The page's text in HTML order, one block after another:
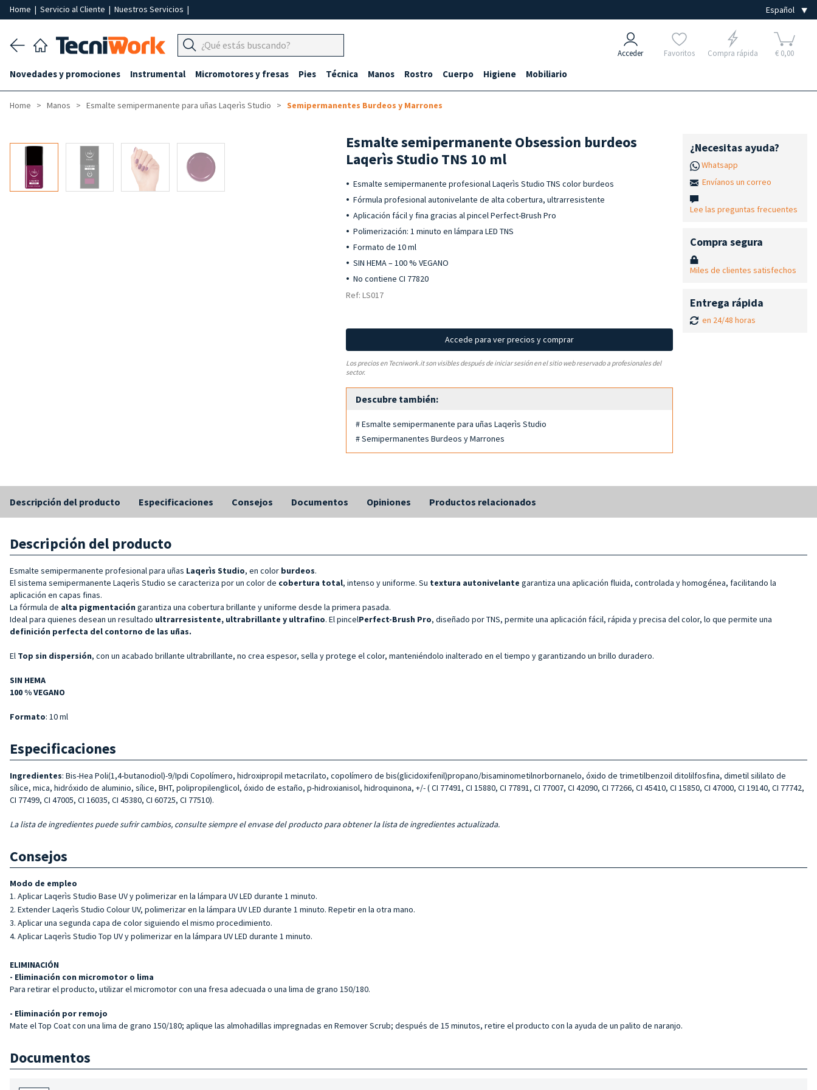
Home | Servicio al Cliente | Nuestros Servicios |
Acceder Favoritos Compra rápida € 0,00
Novedades y promociones Instrumental Micromotores y fresas Pies Técnica Manos Rostro Cuerpo Higiene Mobiliario
Home Manos Esmalte semipermanente para uñas Laqerìs Studio Semipermanentes Burdeos y Marrones
Esmalte semipermanente Obsession burdeos
Laqerìs Studio TNS 10 ml
Esmalte semipermanente profesional Laqerìs Studio TNS color burdeos
Fórmula profesional autonivelante de alta cobertura, ultrarresistente
Aplicación fácil y fina gracias al pincel Perfect-Brush Pro
Polimerización: 1 minuto en lámpara LED TNS
Formato de 10 ml
SIN HEMA – 100 % VEGANO
No contiene CI 77820
Ref: LS017
Accede para ver precios y comprar
Los precios en Tecniwork.it son visibles después de iniciar sesión en el sitio web reservado a profesionales del
sector.
Descubre también:
# Esmalte semipermanente para uñas Laqerìs Studio
# Semipermanentes Burdeos y Marrones
¿Necesitas ayuda?
Whatsapp
Envíanos un correo
Lee las preguntas frecuentes
Compra segura
Miles de clientes satisfechos
Entrega rápida
en 24/48 horas
Descripción del producto Especificaciones Consejos Documentos Opiniones Productos relacionados
Descripción del producto
Esmalte semipermanente profesional para uñas Laqerìs Studio, en color burdeos.
El sistema semipermanente Laqerìs Studio se caracteriza por un color de cobertura total, intenso y uniforme. Su textura autonivelante garantiza una aplicación fluida, controlada y homogénea, facilitando la
aplicación en capas finas.
La fórmula de alta pigmentación garantiza una cobertura brillante y uniforme desde la primera pasada.
Ideal para quienes desean un resultado ultrarresistente, ultrabrillante y ultrafino. El pincelPerfect-Brush Pro, diseñado por TNS, permite una aplicación fácil, rápida y precisa del color, lo que permite una
definición perfecta del contorno de las uñas.
El Top sin dispersión, con un acabado brillante ultrabrillante, no crea espesor, sella y protege el color, manteniéndolo inalterado en el tiempo y garantizando un brillo duradero.
SIN HEMA
100 % VEGANO
Formato: 10 ml
Especificaciones
Ingredientes: Bis-Hea Poli(1,4-butanodiol)-9/Ipdi Copolímero, hidroxipropil metacrilato, copolímero de bis(glicidoxifenil)propano/bisaminometilnorbornanelo, óxido de trimetilbenzoil ditolilfosfina, dimetil sililato de
sílice, mica, hidróxido de aluminio, sílice, BHT, polipropilenglicol, óxido de estaño, p-hidroxianisol, hidroquinona, +/- ( CI 77491, CI 15880, CI 77891, CI 77007, CI 42090, CI 77266, CI 45410, CI 15850, CI 47000, CI 19140, CI 77742,
CI 77499, CI 47005, CI 16035, CI 45380, CI 60725, CI 77510).
La lista de ingredientes puede sufrir cambios, consulte siempre el envase del producto para obtener la lista de ingredientes actualizada.
Consejos
Modo de empleo
Aplicar Laqerìs Studio Base UV y polimerizar en la lámpara UV LED durante 1 minuto.
Extender Laqerìs Studio Colour UV, polimerizar en la lámpara UV LED durante 1 minuto. Repetir en la otra mano.
Aplicar una segunda capa de color siguiendo el mismo procedimiento.
Aplicar Laqerìs Studio Top UV y polimerizar en la lámpara UV LED durante 1 minuto.
ELIMINACIÓN
- Eliminación con micromotor o lima
Para retirar el producto, utilizar el micromotor con una fresa adecuada o una lima de grano 150/180.
- Eliminación por remojo
Mate el Top Coat con una lima de grano 150/180; aplique las almohadillas impregnadas en Remover Scrub; después de 15 minutos, retire el producto con la ayuda de un palito de naranjo.
Documentos